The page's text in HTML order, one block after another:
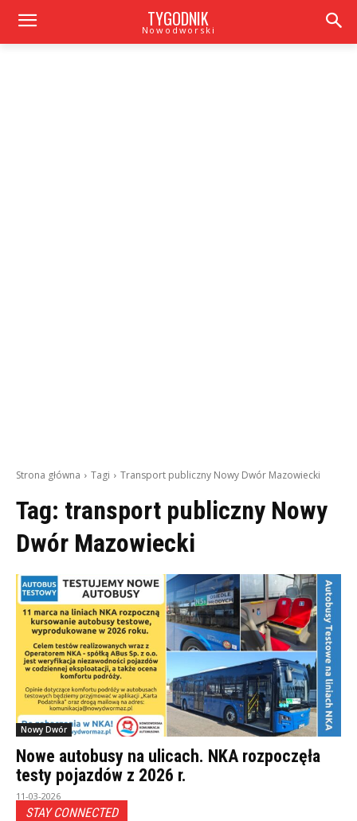
TYGODNIK
Nowodworski
Strona główna Tagi Transport publiczny Nowy Dwór Mazowiecki
Tag: transport publiczny Nowy
Dwór Mazowiecki
Nowy Dwór
Nowe autobusy na ulicach. NKA rozpoczęła
testy pojazdów z 2026 r.
11-03-2026
STAY CONNECTED